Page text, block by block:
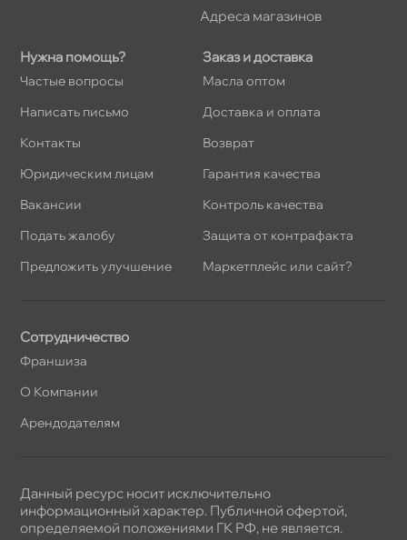
Нужна помощь?
Частые вопросы
Написать письмо
Контакты
Юридическим лицам
акансии
Подать жалобу
Предложить улучшение
Заказ и доставка
Масла оптом
Доставка и оплата
озврат
Гарантия качества
Контроль качества
Защита от контрафакта
Маркетплейс или сайт?
Сотрудничество
Франшиза
О Компании
Арендодателям
Адреса магазино
Данный ресурс носит исключительно
информационный характер. Публичной офертой,
определяемой положениями ГК РФ, не является.